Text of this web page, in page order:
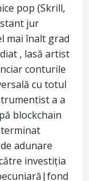
pop (Skrill,
jur
mai înalt grad
, lasă artist
conturile
cu totul
a a
blockchain
adunare
investiția